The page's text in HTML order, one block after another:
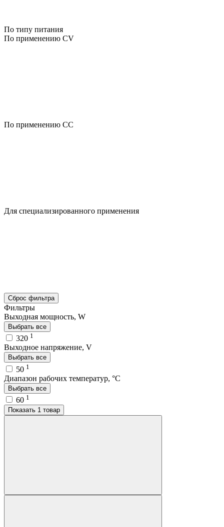
По типу питания
По применению CV
По применению CC
Для специализированного применения
Сброс фильтра
Фильтры
Выходная мощность, W
Выбрать все
320 1
Выходное напряжение, V
Выбрать все
50 1
Диапазон рабочих температур, °C
Выбрать все
60 1
Показать 1 товар